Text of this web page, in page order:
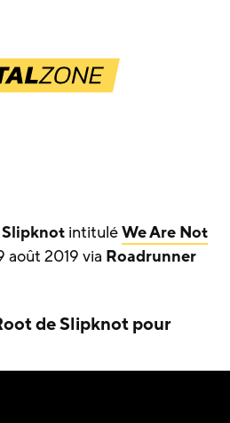
Slipknot intituléWe Are Not
août 2019 via Roadrunner
de Slipknot pour